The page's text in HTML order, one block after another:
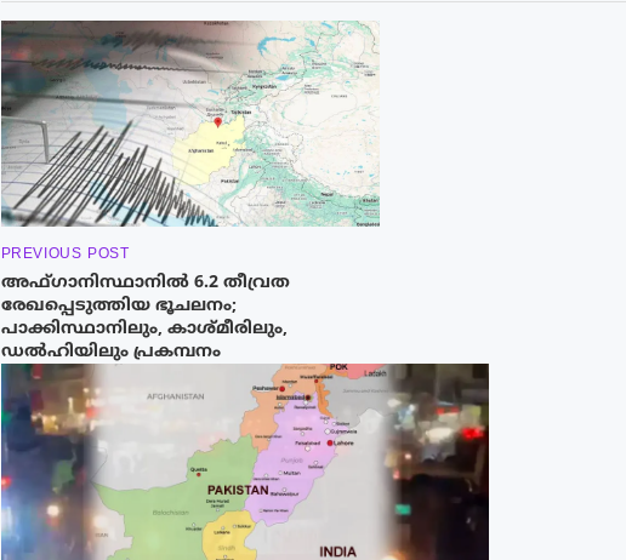
PREVIOUS POST
അഫ്‌ഗാനിസ്ഥാനിൽ 6.2 തീവ്രത
രേഖപ്പെടുത്തിയ ഭൂചലനം;
പാക്കിസ്ഥാനിലും, കാശ്മീരിലും,
ഡൽഹിയിലും പ്രകമ്പനം